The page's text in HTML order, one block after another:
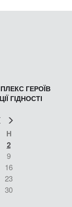
ГЕРОЇВ
ГІДНОСТІ
Попер
Н
2
9
16
23
30